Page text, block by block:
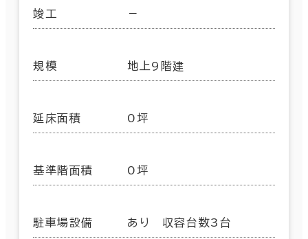
竣工 －
規模 地上9階建
延床面積 0坪
基準階面積 0坪
駐車場設備 あり 収容台数3台